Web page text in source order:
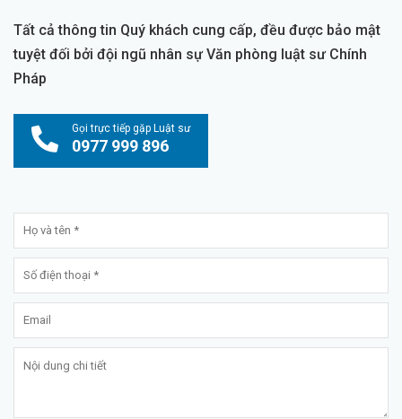
Tất cả thông tin Quý khách cung cấp, đều được bảo mật
tuyệt đối bởi đội ngũ nhân sự Văn phòng luật sư Chính
Pháp
Gọi trực tiếp gặp Luật sư
0977 999 896